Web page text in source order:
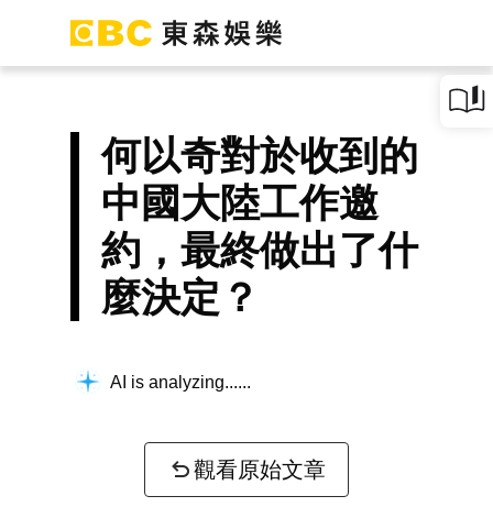
何以奇對於收到的
中國大陸工作邀
約，最終做出了什
麼決定？
AI is analyzing...
觀看原始文章